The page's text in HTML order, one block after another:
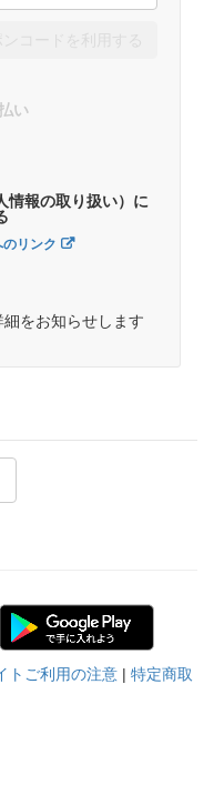
い
情報の取り扱い）に
リンク
をお知らせします
トご利用の注意 | 特定商取